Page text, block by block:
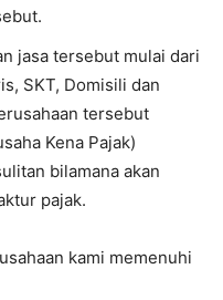
jasa tersebut mulai dari
SKT, Domisili dan
tersebut
Kena Pajak)
bilamana akan
pajak.
kami memenuhi